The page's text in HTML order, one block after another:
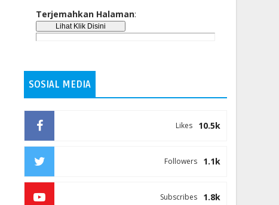
Terjemahkan Halaman:
SOSIAL MEDIA
10.5k
Likes
1.1k
Followers
1.8k
Subscribes